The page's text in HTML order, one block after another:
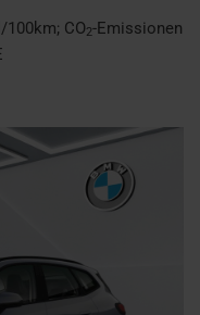
100km; CO2-Emissionen